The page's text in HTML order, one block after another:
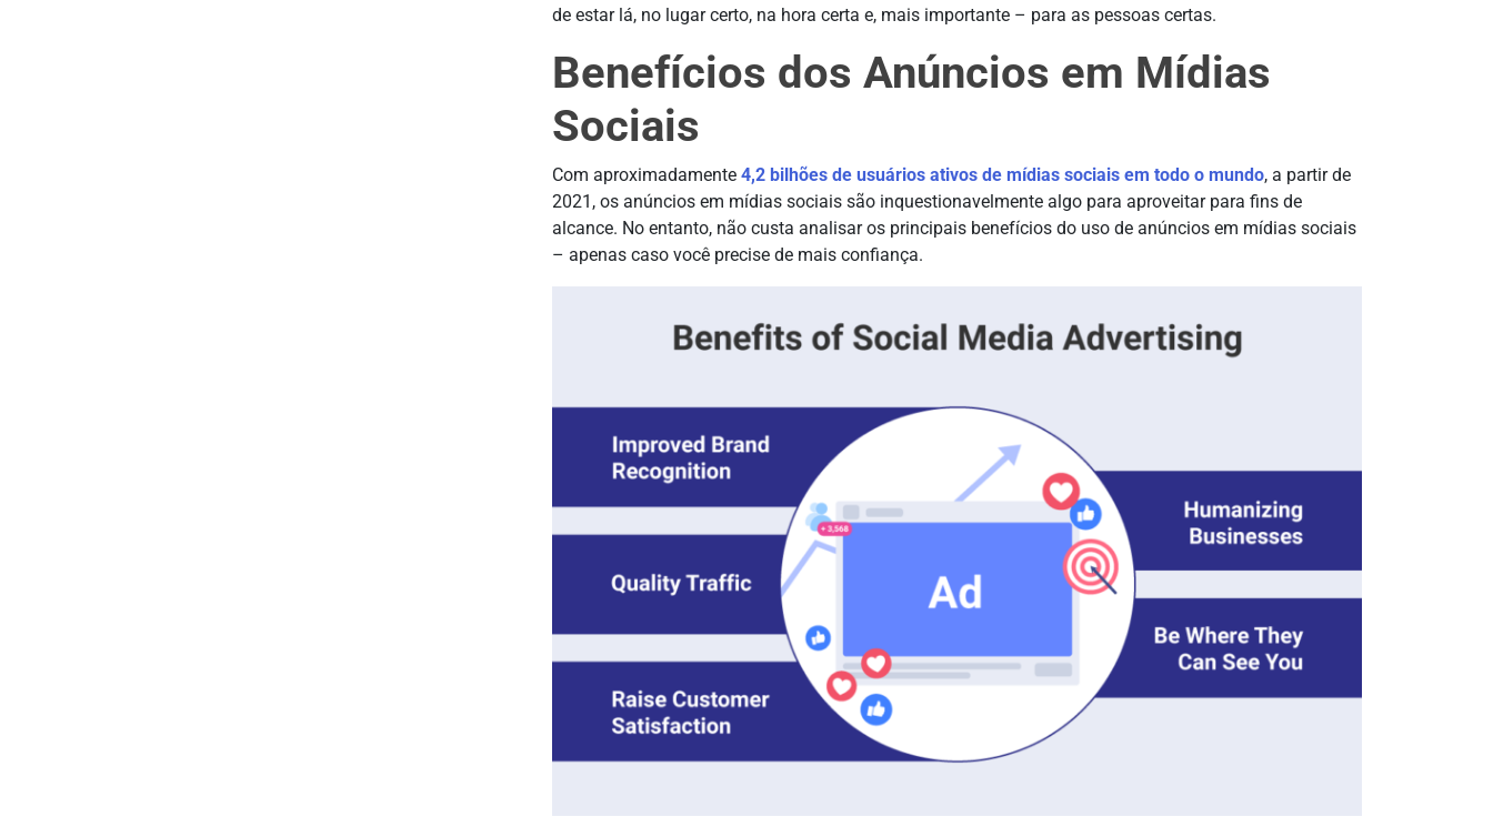
de estar lá, no lugar certo, na hora certa e, mais importante – para as pessoas certas.
Benefícios dos Anúncios em Mídias
Sociais
Com aproximadamente4,2 bilhões de usuários ativos de mídias sociais em todo o mundo, a partir de
2021, os anúncios em mídias sociais são inquestionavelmente algo para aproveitar para fins de
alcance. No entanto, não custa analisar os principais benefícios do uso de anúncios em mídias sociais
– apenas caso você precise de mais confiança.